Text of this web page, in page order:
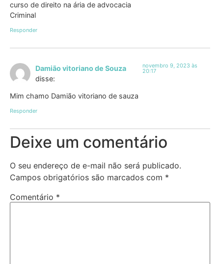
curso de direito na ária de advocacia
Criminal
Responder
Damião vitoriano de Souza
disse:
novembro 9, 2023 às
20:17
Mim chamo Damião vitoriano de sauza
Responder
Deixe um comentário
O seu endereço de e-mail não será publicado.
Campos obrigatórios são marcados com *
Comentário *